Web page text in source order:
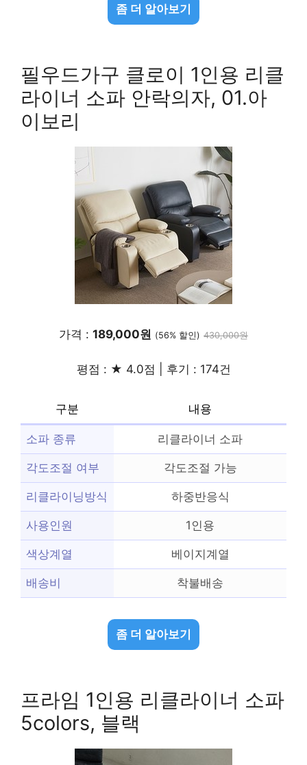
좀 더 알아보기
필우드가구 클로이 1인용 리클
라이너 소파 안락의자, 01.아
이보리
가격 : 189,000원 (56% 할인) 430,000원
평점 : ★ 4.0점 | 후기 : 174건
구분 내용
소파 종류 리클라이너 소파
각도조절 여부 각도조절 가능
리클라이닝방식 하중반응식
사용인원 1인용
색상계열 베이지계열
배송비 착불배송
좀 더 알아보기
프라임 1인용 리클라이너 소파
5colors, 블랙